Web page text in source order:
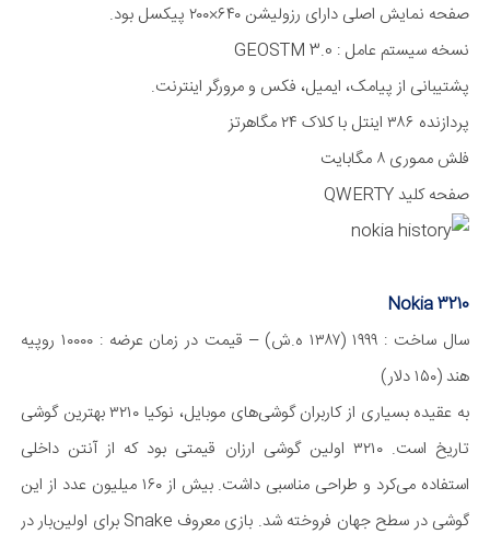
صفحه نمایش اصلی دارای رزولیشن ۶۴۰×۲۰۰ پیکسل بود.
نسخه سیستم عامل : GEOSTM 3.0
پشتیبانی از پیامک، ایمیل، فکس و مرورگر اینترنت.
پردازنده ۳۸۶ اینتل با کلاک ۲۴ مگا‌هرتز
فلش مموری ۸ مگا‌بایت
صفحه کلید QWERTY
Nokia 3210
سال ساخت : ۱۹۹۹ (۱۳۸۷ ه.ش) – قیمت در زمان عرضه : ۱۰۰۰۰ روپیه
هند (۱۵۰ دلار)
به عقیده بسیاری از کاربران گوشی‌های موبایل، نوکیا ۳۲۱۰ بهترین گوشی
تاریخ است. ۳۲۱۰ اولین گوشی ارزان قیمتی بود که از آنتن داخلی
استفاده می‌کرد و طراحی مناسبی داشت. بیش از ۱۶۰ میلیون عدد از این
گوشی در سطح جهان فروخته شد. بازی معروف Snake برای اولین‌بار در